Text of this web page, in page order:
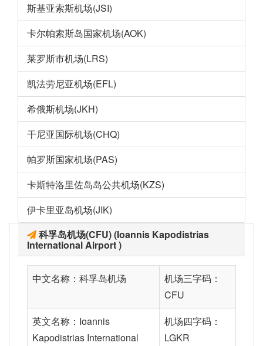
斯基亚索斯机场(JSI)
卡尔帕索斯岛国家机场(AOK)
莱罗斯市机场(LRS)
凯法劳尼亚机场(EFL)
希俄斯机场(JKH)
干尼亚国际机场(CHQ)
帕罗斯国家机场(PAS)
卡斯特洛里佐岛岛公共机场(KZS)
伊卡里亚岛机场(JIK)
科孚岛机场(CFU) (Ioannis Kapodistrias
International Airport )
中文名称：科孚岛机场
机场三字码：
CFU
英文名称：Ioannis
Kapodistrias International
机场四字码：
LGKR